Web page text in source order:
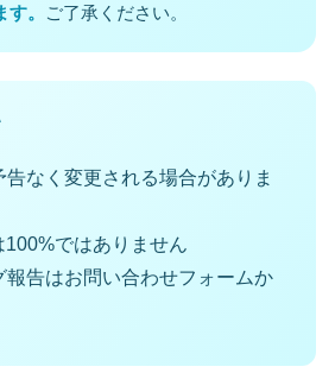
。
ご了承ください。
告なく変更される場合がありま
100%ではありません
報告はお問い合わせフォームか